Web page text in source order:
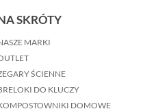
SKRÓTY
MARKI
ŚCIENNE
DO KLUCZY
DOMOWE